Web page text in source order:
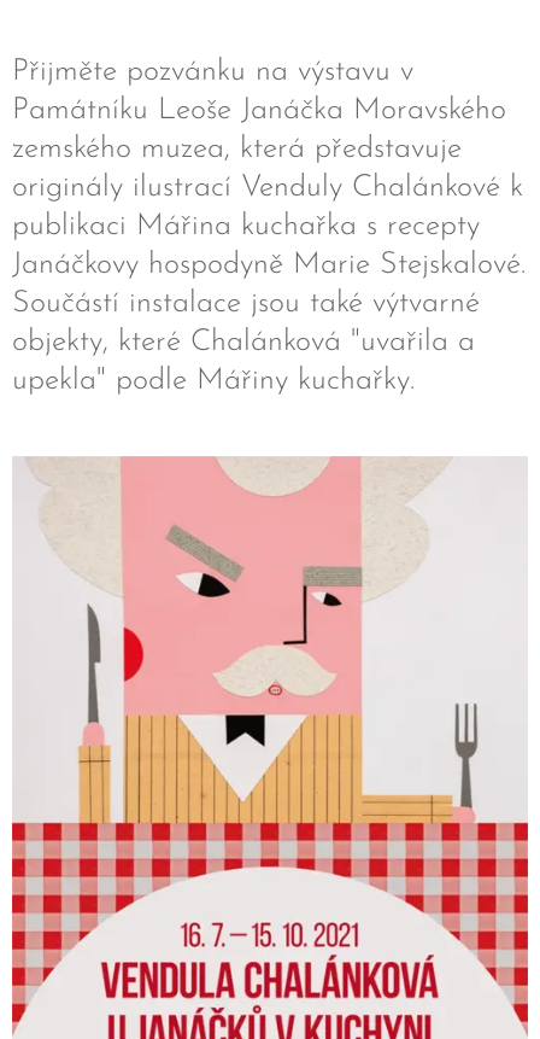
Přijměte pozvánku na výstavu v
Památníku Leoše Janáčka Moravského
zemského muzea, která představuje
originály ilustrací Venduly Chalánkové k
publikaci Mářina kuchařka s recepty
Janáčkovy hospodyně Marie Stejskalové.
Součástí instalace jsou také výtvarné
objekty, které Chalánková "uvařila a
upekla" podle Mářiny kuchařky.